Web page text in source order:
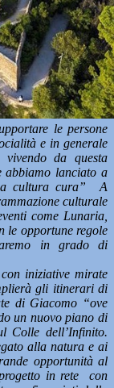
le persone
e in generale
da questa
abbiamo lanciato a
cultura cura” A
culturale
come Lunaria,
le opportune regole
in grado di
iniziative mirate
gli itinerari di
di Giacomo “ove
un nuovo piano di
Colle dell’Infinito.
alla natura e ai
opportunità al
in rete con